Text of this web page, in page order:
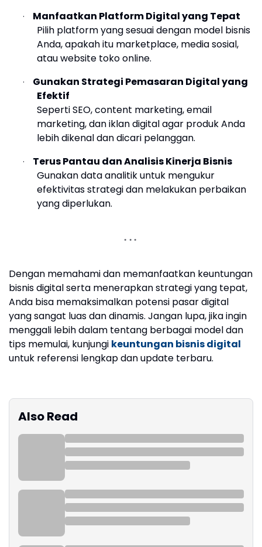
·
Manfaatkan Platform Digital yang Tepat
Pilih platform yang sesuai dengan model bisnis
Anda, apakah itu marketplace, media sosial,
atau website toko online.
·
Gunakan Strategi Pemasaran Digital yang
Efektif
Seperti SEO, content marketing, email
marketing, dan iklan digital agar produk Anda
lebih dikenal dan dicari pelanggan.
·
Terus Pantau dan Analisis Kinerja Bisnis
Gunakan data analitik untuk mengukur
efektivitas strategi dan melakukan perbaikan
yang diperlukan.
Dengan memahami dan memanfaatkan keuntungan
bisnis digital serta menerapkan strategi yang tepat,
Anda bisa memaksimalkan potensi pasar digital
yang sangat luas dan dinamis. Jangan lupa, jika ingin
menggali lebih dalam tentang berbagai model dan
tips memulai, kunjungi keuntungan bisnis digital
untuk referensi lengkap dan update terbaru.
Also Read